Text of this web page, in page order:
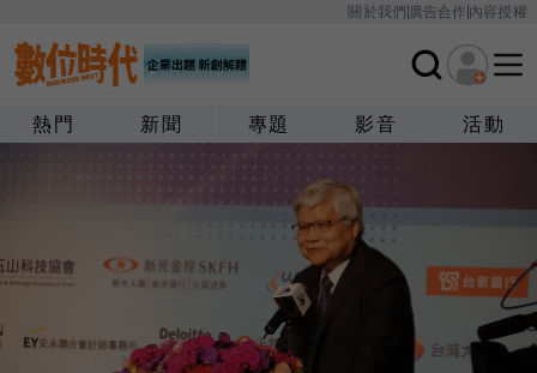
關於我們廣告合作內容授權
熱門 新聞 專題 影音 活動